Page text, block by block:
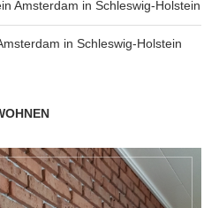
Amsterdam in Schleswig-Holstein
in Schleswig-Holstein